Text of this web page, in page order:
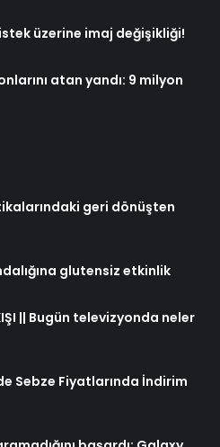
üzerine imaj değişikliği!
atan yandı: 9 milyon
geri dönüşten
glutensiz etkinlik
|| Bugün televizyonda neler
Sebze Fiyatlarında İndirim